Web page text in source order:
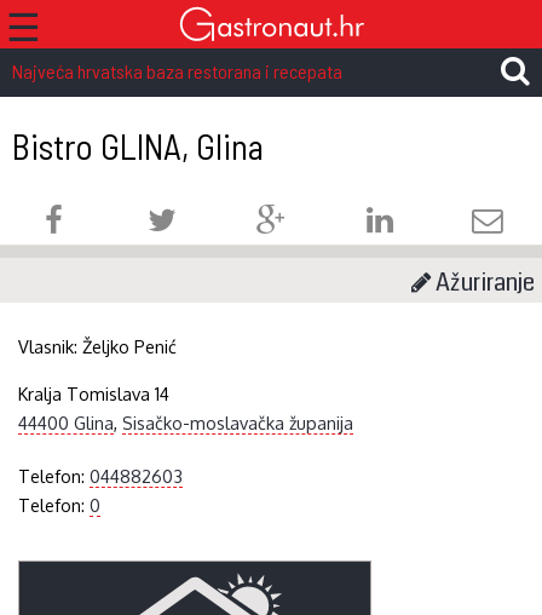
☰
Najveća hrvatska baza restorana i recepata
Bistro GLINA, Glina
Ažuriranje
Vlasnik:Željko Penić
Kralja Tomislava 14
44400 Glina,Sisačko-moslavačka županija
Telefon:044882603
Telefon:0